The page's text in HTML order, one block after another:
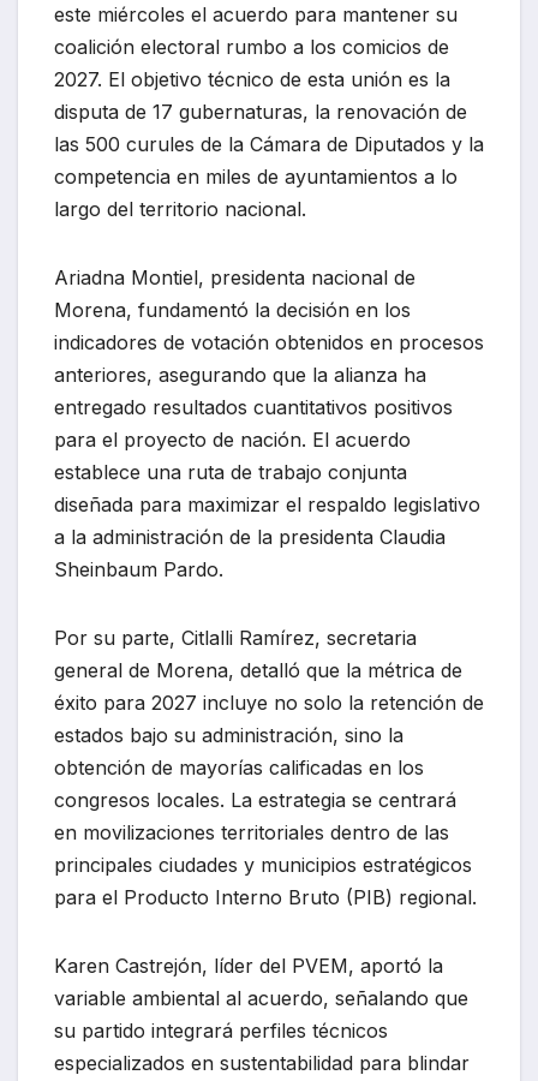
este miércoles el acuerdo para mantener su
coalición electoral rumbo a los comicios de
2027. El objetivo técnico de esta unión es la
disputa de 17 gubernaturas, la renovación de
las 500 curules de la Cámara de Diputados y la
competencia en miles de ayuntamientos a lo
largo del territorio nacional.
Ariadna Montiel, presidenta nacional de
Morena, fundamentó la decisión en los
indicadores de votación obtenidos en procesos
anteriores, asegurando que la alianza ha
entregado resultados cuantitativos positivos
para el proyecto de nación. El acuerdo
establece una ruta de trabajo conjunta
diseñada para maximizar el respaldo legislativo
a la administración de la presidenta Claudia
Sheinbaum Pardo.
Por su parte, Citlalli Ramírez, secretaria
general de Morena, detalló que la métrica de
éxito para 2027 incluye no solo la retención de
estados bajo su administración, sino la
obtención de mayorías calificadas en los
congresos locales. La estrategia se centrará
en movilizaciones territoriales dentro de las
principales ciudades y municipios estratégicos
para el Producto Interno Bruto (PIB) regional.
Karen Castrejón, líder del PVEM, aportó la
variable ambiental al acuerdo, señalando que
su partido integrará perfiles técnicos
especializados en sustentabilidad para blindar